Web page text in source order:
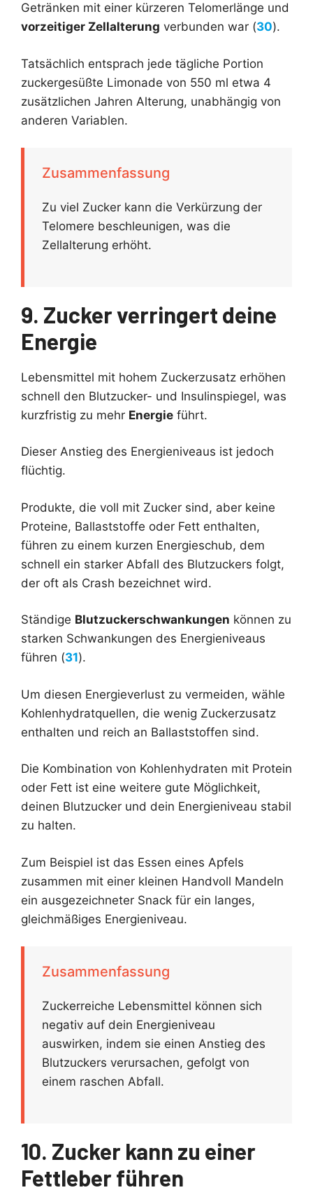
Getränken mit einer kürzeren Telomerlänge und
vorzeitiger Zellalterung verbunden war (30).
Tatsächlich entsprach jede tägliche Portion
zuckergesüßte Limonade von 550 ml etwa 4
zusätzlichen Jahren Alterung, unabhängig von
anderen Variablen.
Zusammenfassung
Zu viel Zucker kann die Verkürzung der
Telomere beschleunigen, was die
Zellalterung erhöht.
9. Zucker verringert deine
Energie
Lebensmittel mit hohem Zuckerzusatz erhöhen
schnell den Blutzucker- und Insulinspiegel, was
kurzfristig zu mehr Energie führt.
Dieser Anstieg des Energieniveaus ist jedoch
flüchtig.
Produkte, die voll mit Zucker sind, aber keine
Proteine, Ballaststoffe oder Fett enthalten,
führen zu einem kurzen Energieschub, dem
schnell ein starker Abfall des Blutzuckers folgt,
der oft als Crash bezeichnet wird.
Ständige Blutzuckerschwankungen können zu
starken Schwankungen des Energieniveaus
führen (31).
Um diesen Energieverlust zu vermeiden, wähle
Kohlenhydratquellen, die wenig Zuckerzusatz
enthalten und reich an Ballaststoffen sind.
Die Kombination von Kohlenhydraten mit Protein
oder Fett ist eine weitere gute Möglichkeit,
deinen Blutzucker und dein Energieniveau stabil
zu halten.
Zum Beispiel ist das Essen eines Apfels
zusammen mit einer kleinen Handvoll Mandeln
ein ausgezeichneter Snack für ein langes,
gleichmäßiges Energieniveau.
Zusammenfassung
Zuckerreiche Lebensmittel können sich
negativ auf dein Energieniveau
auswirken, indem sie einen Anstieg des
Blutzuckers verursachen, gefolgt von
einem raschen Abfall.
10. Zucker kann zu einer
Fettleber führen